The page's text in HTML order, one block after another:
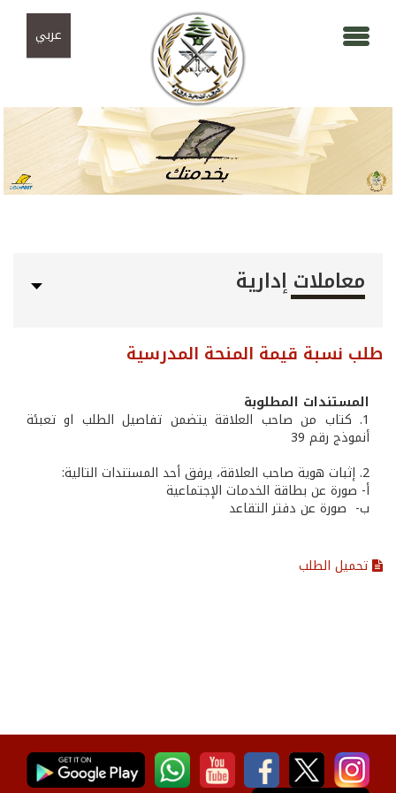
عربي
معاملات إدارية
طلب نسبة قيمة المنحة المدرسية
المستندات المطلوبة
1. كتاب من صاحب العلاقة يتضمن تفاصيل الطلب او تعبئة
أنموذج رقم 39
2. إثبات هوية صاحب العلاقة، يرفق أحد المستندات التالية:
أ- صورة عن بطاقة الخدمات الإجتماعية
ب- صورة عن دفتر التقاعد
تحميل الطلب